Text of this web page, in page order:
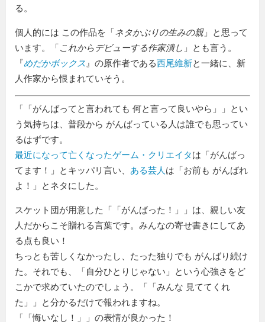
る。
個人的には この作品を「ネタかぶりの生みの親」と思って
います。「これからデビューする作家潰し 」とも言う。
『めだかボックス 』の原作者である西尾維新と一緒に、新
人作家から恨まれていそう。
「 がんばってと言われても 何と言って良いやら
」とい
う気持ちは、普段から がんばっている人は誰でも思ってい
るはずです。
最近になって亡くなったゲーム・クリエイタは「がんばっ
てます！」とキッパリ言い、 ある芸人 は「お前も がんばれ
よ！」とネタにした。
スケット団が用意した「 がんばった！
」は、親しい友
人だからこそ贈れる言葉です。みんなの寄せ書きにしてあ
る点も良い！
ちっとも苦しくなかったし、たった独りでも がんばり続け
た。それでも、「自分ひとりじゃない」という心強さをど
こかで求めていたのでしょう。「
みんな 見ててくれ
た
」と分かるだけで報われますね。
「
悔いなし！ 」の表情が良かった！